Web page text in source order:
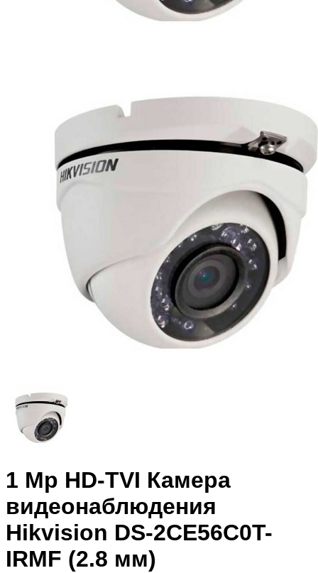
1 Mp HD-TVI Камера
видеонаблюдения
Hikvision DS-2CE56C0T-
IRMF (2.8 мм)